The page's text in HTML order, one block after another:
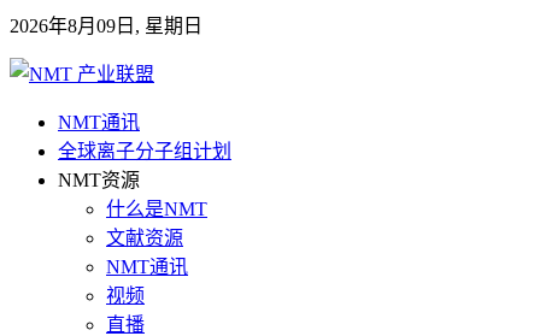
2026年8月09日, 星期日
NMT通讯
全球离子分子组计划
NMT资源
什么是NMT
文献资源
NMT通讯
视频
直播